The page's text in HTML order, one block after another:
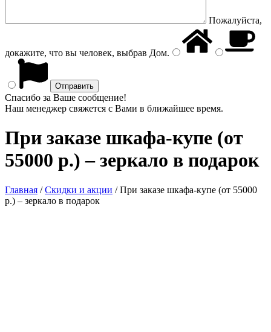
Пожалуйста,
докажите, что вы человек, выбрав Дом.
Спасибо за Ваше сообщение!
Наш менеджер свяжется с Вами в ближайшее время.
При заказе шкафа-купе (от
55000 р.) – зеркало в подарок
Главная /Скидки и акции /При заказе шкафа-купе (от 55000
р.) – зеркало в подарок